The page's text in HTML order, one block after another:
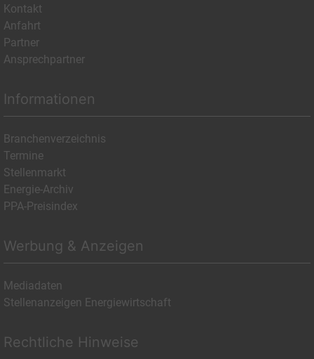
Kontakt
Anfahrt
Partner
Ansprechpartner
Informationen
Branchenverzeichnis
Termine
Stellenmarkt
Energie-Archiv
PPA-Preisindex
Werbung & Anzeigen
Mediadaten
Stellenanzeigen Energiewirtschaft
Rechtliche Hinweise